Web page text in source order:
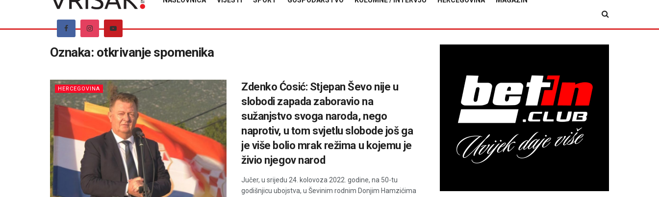
Oznaka: otkrivanje spomenika
HERCEGOVINA
Zdenko Ćosić: Stjepan Ševo nije u
slobodi zapada zaboravio na
sužanjstvo svoga naroda, nego
naprotiv, u tom svjetlu slobode još ga
je više bolio mrak režima u kojemu je
živio njegov narod
Jučer, u srijedu 24. kolovoza 2022. godine, na 50-tu
godišnjicu ubojstva, u Ševinim rodnim Donjim Hamzićima